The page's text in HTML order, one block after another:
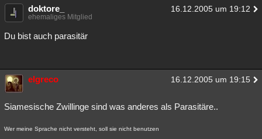
doktore_ 16.12.2005 um 19:12
ehemaliges Mitglied
Du bist auch parasitär
elgreco 16.12.2005 um 19:15
Siamesische Zwillinge sind was anderes als Parasitäre..
Wer meine Sprache nicht versteht, soll sie nicht benutzen